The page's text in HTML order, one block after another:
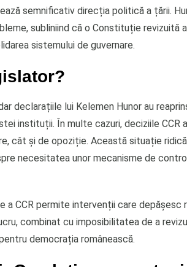
semnificativ direcția politică a țării.
subliniind că o Constituție revizuită
sistemului de guvernare.
declarațiile lui Kelemen Hunor au
instituții. În multe cazuri, deciziile CCR
cât și de opoziție. Această situație
necesitatea unor mecanisme de
a CCR permite intervenții care depășesc
combinat cu imposibilitatea de a
democrația românească.